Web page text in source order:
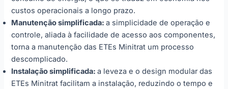
custos operacionais a longo prazo.
Manutenção simplificada:a simplicidade de operação e
controle, aliada à facilidade de acesso aos componentes,
torna a manutenção das ETEs Minitrat um processo
descomplicado.
Instalação simplificada:a leveza e o design modular das
ETEs Minitrat facilitam a instalação, reduzindo o tempo e